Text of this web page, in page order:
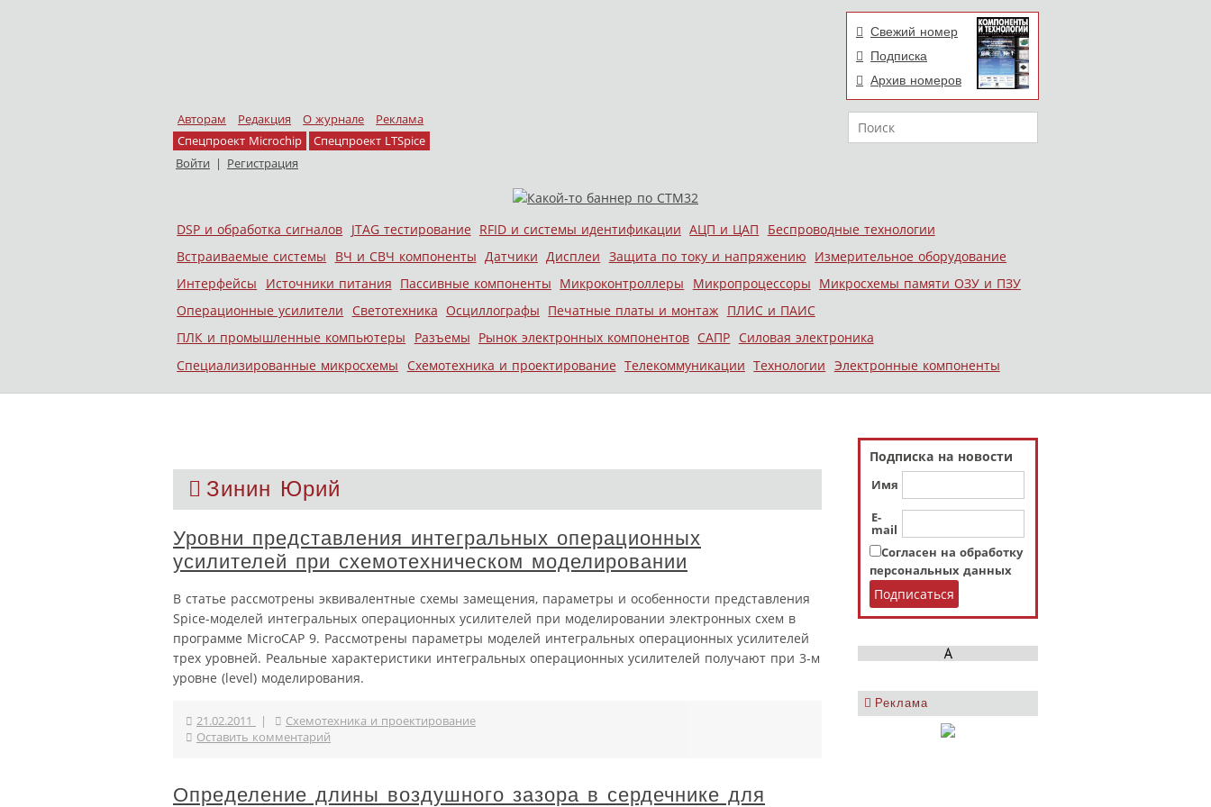
Авторам Редакция О журнале
Реклама
Спецпроект Microchip
Спецпроект LTSpice
Войти | Регистрация
Свежий номер
Подписка
Архив номеров
Поиск
Меню
Skip to content
DSP и обработка сигналов JTAG тестирование RFID и системы идентификации АЦП и ЦАП
Беспроводные технологии
Встраиваемые системы
ВЧ и СВЧ компоненты Датчики Дисплеи Защита по току и напряжению Измерительное оборудование
Интерфейсы
Источники питания Пассивные компоненты Микроконтроллеры Микропроцессоры Микросхемы памяти ОЗУ и ПЗУ
Операционные усилители
Светотехника Осциллографы Печатные платы и монтаж ПЛИС и ПАИС
ПЛК и промышленные компьютеры
Разъемы Рынок электронных компонентов САПР Силовая электроника
Специализированные микросхемы
Схемотехника и проектирование Телекоммуникации Технологии Электронные компоненты
Подписка на новости
Имя
E-
mail
Согласен на обработку
персональных данных
Реклама
Зинин Юрий
Уровни представления интегральных операционных
усилителей при схемотехническом моделировании
В статье рассмотрены эквивалентные схемы замещения, параметры и особенности представления
Spice-моделей интегральных операционных усилителей при моделировании электронных схем в
программе MicroCAP 9. Рассмотрены параметры моделей интегральных операционных усилителей
трех уровней. Реальные характеристики интегральных операционных усилителей получают при 3-м
уровне (level) моделирования.
21.02.2011 |
Схемотехника и проектирование
Оставить комментарий
Определение длины воздушного зазора в сердечнике для